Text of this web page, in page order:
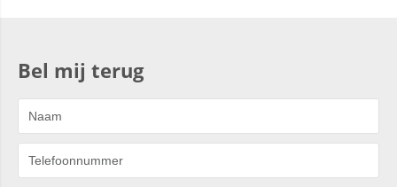
Bel mij terug